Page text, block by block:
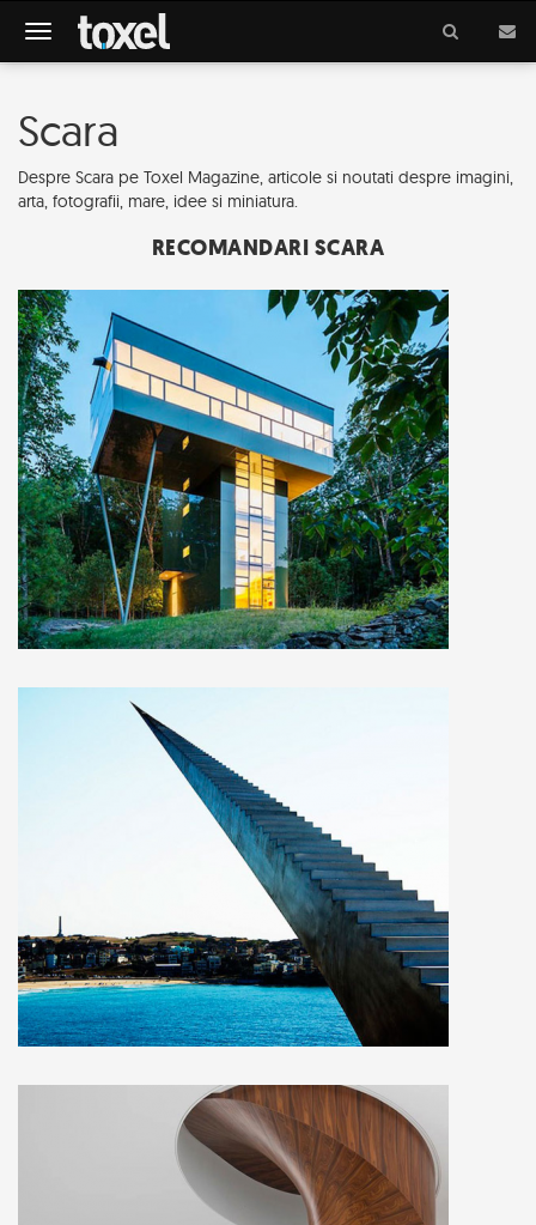
Meniu
Scara
Despre Scara pe Toxel Magazine, articole si noutati despre imagini,
arta, fotografii, mare, idee si miniatura.
RECOMANDARI SCARA